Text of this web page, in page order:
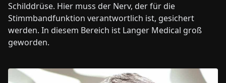
Schilddrüse. Hier muss der Nerv, der für die
Stimmbandfunktion verantwortlich ist, gesichert
werden. In diesem Bereich ist Langer Medical groß
geworden.